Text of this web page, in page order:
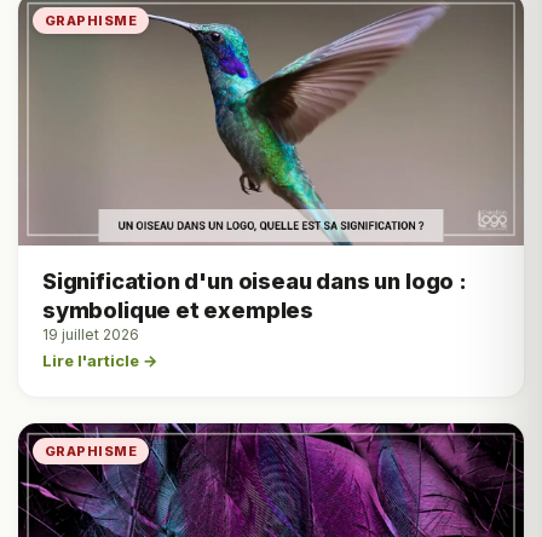
GRAPHISME
Signification d'un oiseau dans un logo :
symbolique et exemples
19 juillet 2026
Lire l'article →
GRAPHISME